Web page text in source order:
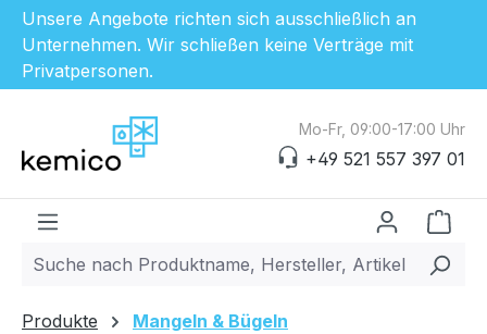
Unsere Angebote richten sich ausschließlich an
Unternehmen. Wir schließen keine Verträge mit
Privatpersonen.
Zum Hauptinhalt springen
Mo-Fr, 09:00-17:00 Uhr
+49 521 557 397 01
Produkte Mangeln & Bügeln